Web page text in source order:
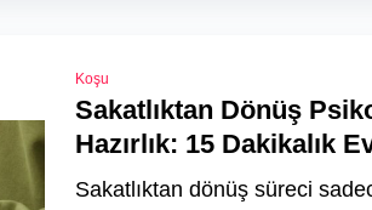
Koşu
Sakatlıktan Dönüş
Hazırlık: 15 Dakikalık
Sakatlıktan dönüş süreci